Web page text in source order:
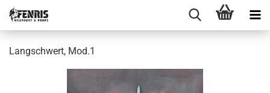
Langschwert, Mod.1